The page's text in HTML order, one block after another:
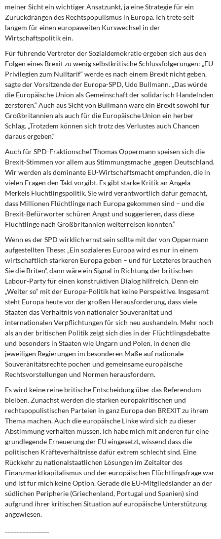
meiner Sicht ein wichtiger Ansatzunkt, ja eine Strategie für ein
Zurückdrängen des Rechtspopulismus in Europa. Ich trete seit
langem für einen europaweiten Kurswechsel in der
Wirtschaftspolitik ein.
Für führende Vertreter der Sozialdemokratie ergeben sich aus den
Folgen eines Brexit zu wenig selbstkritische Schlussfolgerungen: „EU-
Privilegien zum Nulltarif“ werde es nach einem Brexit nicht geben,
sagte der Vorsitzende der Europa-SPD, Udo Bullmann. „Das würde
die Europäische Union als Gemeinschaft der solidarisch Handelnden
zerstören.“ Auch aus Sicht von Bullmann wäre ein Brexit sowohl für
Großbritannien als auch für die Europäische Union ein herber
Schlag. „Trotzdem können sich trotz des Verlustes auch Chancen
daraus ergeben.“
Auch für SPD-Fraktionschef Thomas Oppermann speisen sich die
Brexit-Stimmen vor allem aus Stimmungsmache „gegen Deutschland.
Wir werden als dominante EU-Wirtschaftsmacht empfunden, die in
vielen Fragen den Takt vorgibt. Es gibt starke Kritik an Angela
Merkels Flüchtlingspolitik. Sie wird verantwortlich dafür gemacht,
dass Millionen Flüchtlinge nach Europa gekommen sind – und die
Brexit-Befürworter schüren Angst und suggerieren, dass diese
Flüchtlinge nach Großbritannien weiterreisen könnten.“
Wenn es der SPD wirklich ernst sein sollte mit der von Oppermann
aufgestellten These: „Ein sozialeres Europa wird es nur in einem
wirtschaftlich stärkeren Europa geben – und für Letzteres brauchen
Sie die Briten“, dann wäre ein Signal in Richtung der britischen
Labour-Party für einen konstruktiven Dialog hilfreich. Denn ein
„Weiter so“ mit der Europa-Politik hat keine Perspektive. Insgesamt
steht Europa heute vor der großen Herausforderung, dass viele
Staaten das Verhältnis von nationaler Souveränität und
internationalen Verpflichtungen für sich neu aushandeln. Mehr noch
als an der britischen Politik zeigt sich dies in der Flüchtlingsdebatte
und besonders in Staaten wie Ungarn und Polen, in denen die
jeweiligen Regierungen im besonderen Maße auf nationale
Souveränitätsrechte pochen und gemeinsame europäische
Rechtsvorstellungen und Normen herausfordern.
Es wird keine reine britische Entscheidung über das Referendum
bleiben. Zunächst werden die starken europakritischen und
rechtspopulistischen Parteien in ganz Europa den BREXIT zu ihrem
Thema machen. Auch die europäische Linke wird sich zu dieser
Abstimmung verhalten müssen. Ich habe mich mit anderen für eine
grundlegende Erneuerung der EU eingesetzt, wissend dass die
politischen Kräfteverhältnisse dafür extrem schlecht sind. Eine
Rückkehr zu nationalstaatlichen Lösungen im Zeitalter des
Finanzmarktkapitalismus und der europäischen Flüchtlingsfrage war
und ist für mich keine Option. Gerade die EU-Mitgliedsländer an der
südlichen Peripherie (Griechenland, Portugal und Spanien) sind
aufgrund ihrer kritischen Situation auf europäische Unterstützung
angewiesen.